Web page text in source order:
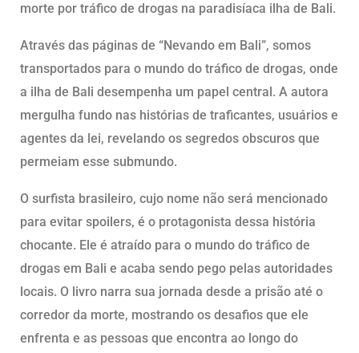
morte por tráfico de drogas na paradisíaca ilha de Bali.
Através das páginas de “Nevando em Bali”, somos
transportados para o mundo do tráfico de drogas, onde
a ilha de Bali desempenha um papel central. A autora
mergulha fundo nas histórias de traficantes, usuários e
agentes da lei, revelando os segredos obscuros que
permeiam esse submundo.
O surfista brasileiro, cujo nome não será mencionado
para evitar spoilers, é o protagonista dessa história
chocante. Ele é atraído para o mundo do tráfico de
drogas em Bali e acaba sendo pego pelas autoridades
locais. O livro narra sua jornada desde a prisão até o
corredor da morte, mostrando os desafios que ele
enfrenta e as pessoas que encontra ao longo do